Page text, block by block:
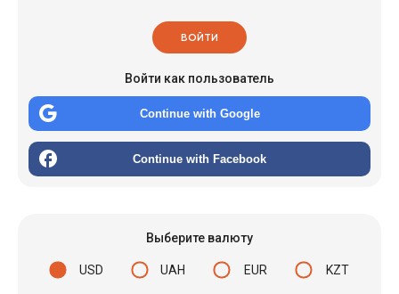
ВОЙТИ
Войти как пользователь
Continue with Google
Continue with Facebook
Выберите валюту
USD UAH EUR KZT